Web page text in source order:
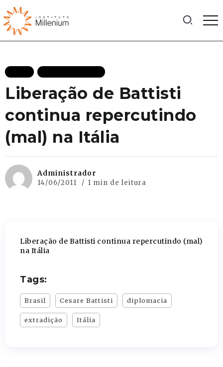
Liberação de Battisti
continua repercutindo
(mal) na Itália
Administrador
14/06/2011 1 min de leitura
Liberação de Battisti continua repercutindo (mal)
na Itália
Tags:
Brasil Cesare Battisti diplomacia
extradição Itália